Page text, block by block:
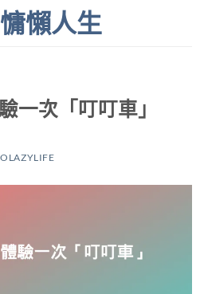
懶人生
一次「叮叮車」